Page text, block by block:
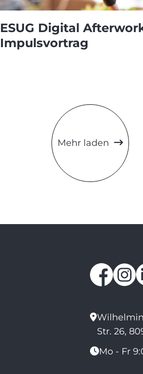
ESUG Digital
Impulsvortrag
Mehr laden
Str. 26,
Mo - Fr